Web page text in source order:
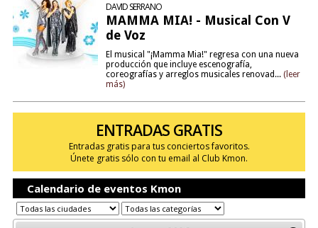
DAVID SERRANO
MAMMA MIA! - Musical Con V
de Voz
El musical "¡Mamma Mia!" regresa con una nueva
producción que incluye escenografía,
coreografías y arreglos musicales renovad... (leer
más)
ENTRADAS GRATIS
Entradas gratis para tus conciertos favoritos.
Únete gratis sólo con tu email al Club Kmon.
Calendario de eventos Kmon